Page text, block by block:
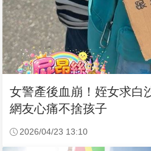
女警產後血崩！姪女求
網友心痛不捨孩子
2026/04/23 13:10